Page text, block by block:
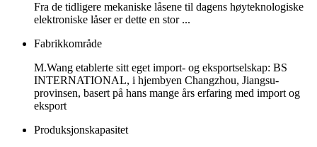
Fra de tidligere mekaniske låsene til dagens høyteknologiske
elektroniske låser er dette en stor ...
Fabrikkområde
M.Wang etablerte sitt eget import- og eksportselskap: BS
INTERNATIONAL, i hjembyen Changzhou, Jiangsu-
provinsen, basert på hans mange års erfaring med import og
eksport
Produksjonskapasitet